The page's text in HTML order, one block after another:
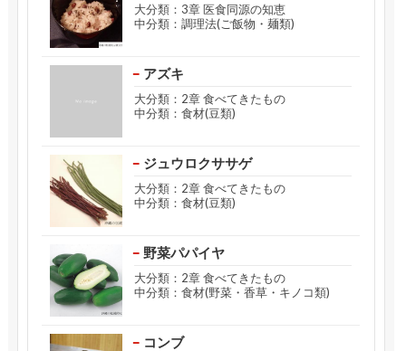
大分類：3章 医食同源の知恵
中分類：調理法(ご飯物・麺類)
アズキ
大分類：2章 食べてきたもの
中分類：食材(豆類)
ジュウロクササゲ
大分類：2章 食べてきたもの
中分類：食材(豆類)
野菜パパイヤ
大分類：2章 食べてきたもの
中分類：食材(野菜・香草・キノコ類)
コンブ